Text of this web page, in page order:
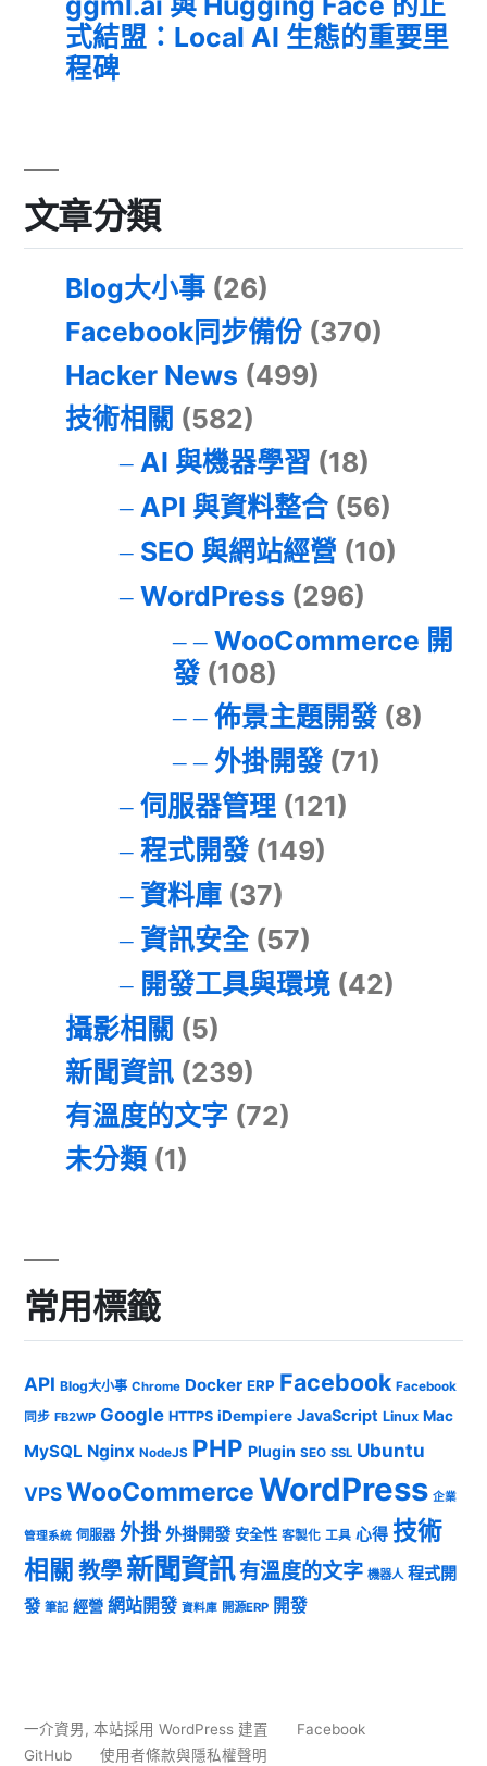
式結盟：Local AI 生態的重要里
程碑
文章分類
Blog大小事 (26)
Facebook同步備份 (370)
Hacker News (499)
技術相關 (582)
AI 與機器學習 (18)
API 與資料整合(56)
SEO 與網站經營 (10)
WordPress (296)
WooCommerce 開
發(108)
佈景主題開發(8)
外掛開發(71)
伺服器管理(121)
程式開發(149)
資料庫(37)
資訊安全(57)
開發工具與環境(42)
攝影相關 (5)
新聞資訊 (239)
有溫度的文字 (72)
未分類 (1)
常用標籤
API Blog大小事 Chrome Docker ERP Facebook Facebook
同步 FB2WP Google HTTPS iDempiere JavaScript Linux Mac
MySQL Nginx NodeJS PHP Plugin SEO SSL Ubuntu
VPSWooCommerceWordPress 企業
管理系統 伺服器 外掛 外掛開發 安全性 客製化 工具 心得 技術
相關 教學 新聞資訊有溫度的文字 機器人 程式開
發 筆記 經營 網站開發 資料庫 開源ERP 開發
一介資男, 本站採用 WordPress 建置
Facebook
GitHub
使用者條款與隱私權聲明